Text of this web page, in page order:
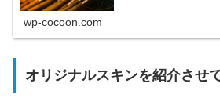
wp-cocoon.com
オリジナルスキンを紹介させ